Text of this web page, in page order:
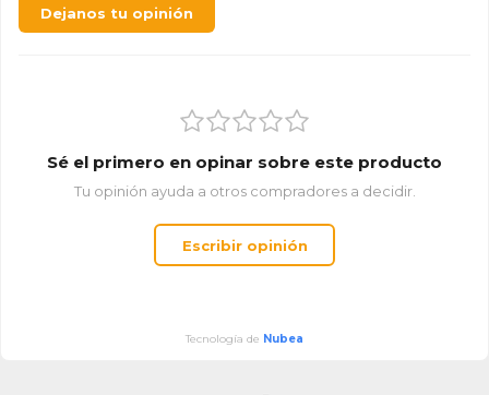
Dejanos tu opinión
Sé el primero en opinar sobre este producto
Tu opinión ayuda a otros compradores a decidir.
Escribir opinión
Tecnología de Nubea